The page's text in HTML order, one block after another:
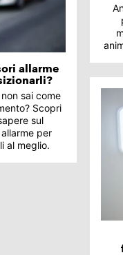
allarme
sai come
Scopri
sul
per
al meglio.